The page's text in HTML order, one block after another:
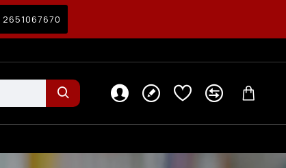
2651067670